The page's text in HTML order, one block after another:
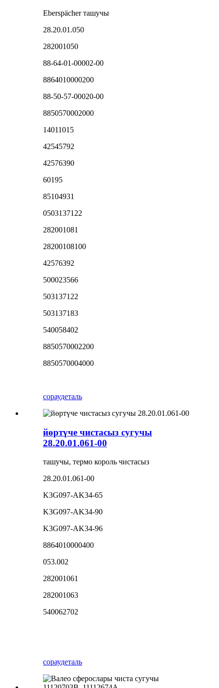
Eberspächer ташучы
28.20.01.050
282001050
88-64-01-00002-00
8864010000200
88-50-57-00020-00
8850570002000
14011015
42545792
42576390
60195
85104931
0503137122
282001081
28200108100
42576392
500023566
503137122
503137183
540058402
8850570002200
8850570004000
сораудеталь
йөртүче чистасыз сугучы
28.20.01.061-00
ташучы, термо король чистасыз
28.20.01.061-00
K3G097-AK34-65
K3G097-AK34-90
K3G097-AK34-96
8864010000400
053.002
282001061
282001063
540062702
сораудеталь